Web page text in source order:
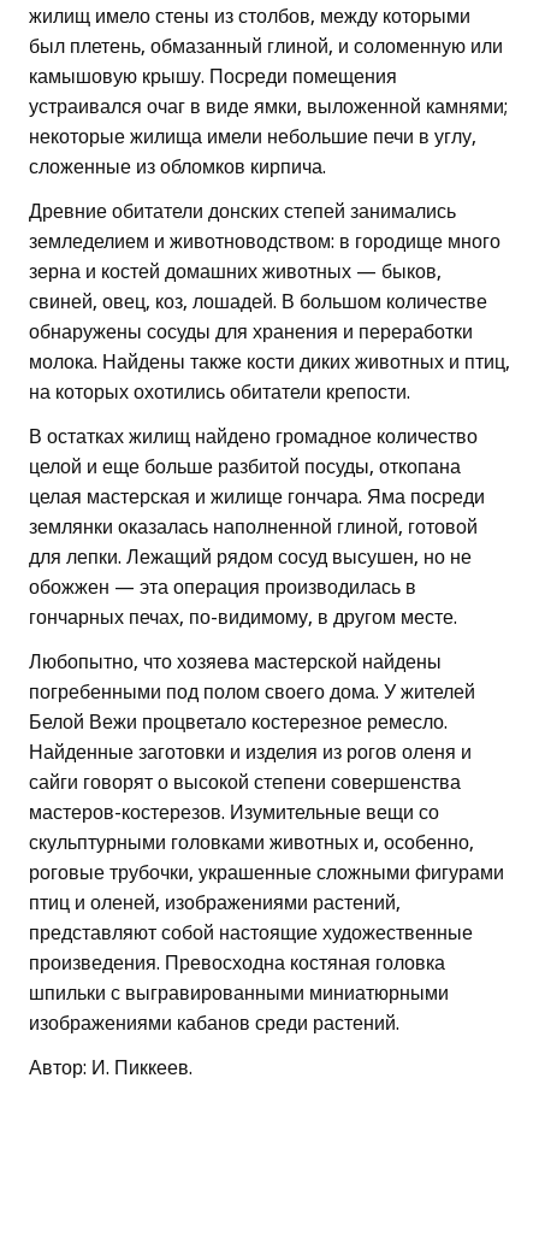
жилищ имело стены из столбов, между которыми
был плетень, обмазанный глиной, и соломенную или
камышовую крышу. Посреди помещения
устраивался очаг в виде ямки, выложенной камнями;
некоторые жилища имели небольшие печи в углу,
сложенные из обломков кирпича.
Древние обитатели донских степей занимались
земледелием и животноводством: в городище много
зерна и костей домашних животных — быков,
свиней, овец, коз, лошадей. В большом количестве
обнаружены сосуды для хранения и переработки
молока. Найдены также кости диких животных и птиц,
на которых охотились обитатели крепости.
В остатках жилищ найдено громадное количество
целой и еще больше разбитой посуды, откопана
целая мастерская и жилище гончара. Яма посреди
землянки оказалась наполненной глиной, готовой
для лепки. Лежащий рядом сосуд высушен, но не
обожжен — эта операция производилась в
гончарных печах, по-видимому, в другом месте.
Любопытно, что хозяева мастерской найдены
погребенными под полом своего дома. У жителей
Белой Вежи процветало костерезное ремесло.
Найденные заготовки и изделия из рогов оленя и
сайги говорят о высокой степени совершенства
мастеров-костерезов. Изумительные вещи со
скульптурными головками животных и, особенно,
роговые трубочки, украшенные сложными фигурами
птиц и оленей, изображениями растений,
представляют собой настоящие художественные
произведения. Превосходна костяная головка
шпильки с выгравированными миниатюрными
изображениями кабанов среди растений.
Автор: И. Пиккеев.